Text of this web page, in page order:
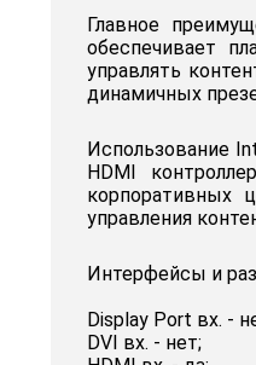
Главное
обеспечивает
управлять
динамичных
Использование
HDMI
корпоративных
управления
Интерфейсы и
Display Port вх. -
DVI вх. - нет;